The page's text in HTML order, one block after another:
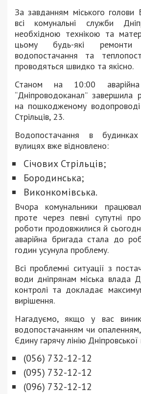
За завданням міського голови
всі комунальні служби
необхідною технікою та
цьому будь-які
водопостачання та
проводяться швидко та якісно.
Станом на 10:00
“Дніпроводоканал” завершила
на пошкодженому
Стрільців, 23.
Водопостачання в
вулицях вже відновлено:
Січових Стрільців;
Бородинська;
Виконкомівська.
Вчора комунальники
проте через певні супутні
роботи продовжилися й
аварійна бригада стала до
годин усунула проблему.
Всі проблемні ситуації з
води дніпрянам міська влада
контролі та докладає
вирішення.
Нагадуємо, якщо у вас
водопостачанням чи
Єдину гарячу лінію
(056) 732-12-12
(095) 732-12-12
(096) 732-12-12